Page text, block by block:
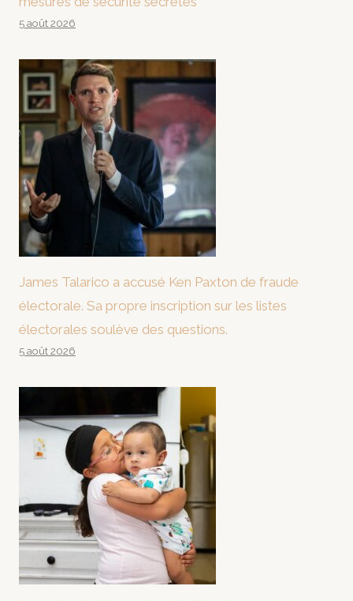
5 août 2026
James Talarico a accusé Ken Paxton de fraude
électorale. Sa propre inscription sur les listes
électorales soulève des questions.
5 août 2026